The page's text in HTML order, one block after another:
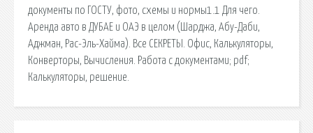
документы по ГОСТУ, фото, схемы и нормы1.1 Для чего.
Аренда авто в ДУБАЕ и ОАЭ в целом (Шарджа, Абу-Даби,
Аджман, Рас-Эль-Хайма). Все СЕКРЕТЫ. Офис, Калькуляторы,
Конверторы, Вычисления. Работа с документами; pdf;
Калькуляторы, решение.